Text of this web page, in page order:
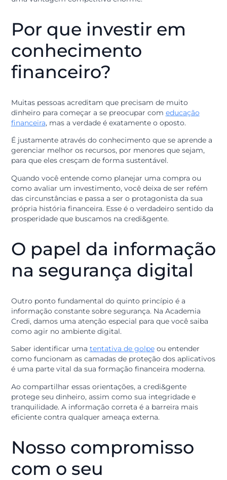
doméstico, entender a importância de uma
segurançaou descobrir como os princípios
cooperativistas influenciam diretamente nas taxas
justas que você recebe.
Além de vídeos e textos informativos, a plataforma
mercado e novas formas de proteger seu patrimônio.
Em um mundo onde as fraudes digitais e as
econômicas são constantes, ter uma fonte de
confiável e ligada à sua própria instituição financeira é
uma vantagem competitiva enorme.
Por que investir em
conhecimento
financeiro?
Muitas pessoas acreditam que precisam de muito
dinheiro para começar a se preocupar comeducação
É justamente através do conhecimento que se
gerenciar melhor os recursos, por menores que sejam,
para que eles cresçam de forma sustentável.
Quando você entende como planejar uma compra ou
como avaliar um investimento, você deixa de ser
das circunstâncias e passa a ser o protagonista da sua
própria história financeira. Esse é o verdadeiro sentido
prosperidade que buscamos na credi&gente.
O papel da
na segurança digital